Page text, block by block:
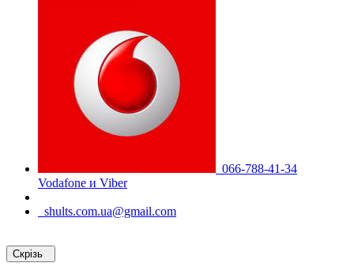
066-788-41-34
Vodafone и Viber
shults.com.ua@gmail.com
Скрізь